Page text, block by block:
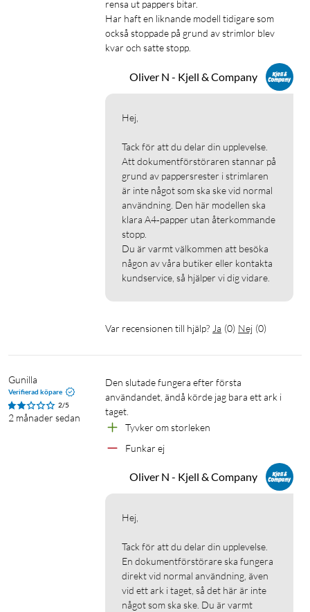
rensa ut pappers bitar.
Har haft en liknande modell tidigare som
också stoppade på grund av strimlor blev
kvar och satte stopp.
Oliver N - Kjell & Company
Hej,
Tack för att du delar din upplevelse.
Att dokumentförstöraren stannar på
grund av pappersrester i strimlaren
är inte något som ska ske vid normal
användning. Den här modellen ska
klara A4‑papper utan återkommande
stopp.
Du är varmt välkommen att besöka
någon av våra butiker eller kontakta
kundservice, så hjälper vi dig vidare.
Var recensionen till hjälp? Ja (0) Nej (0)
Gunilla
Verifierad köpare
2/5
2 månader sedan
Den slutade fungera efter första
användandet, ändå körde jag bara ett ark i
taget.
Tyvker om storleken
Funkar ej
Oliver N - Kjell & Company
Hej,
Tack för att du delar din upplevelse.
En dokumentförstörare ska fungera
direkt vid normal användning, även
vid ett ark i taget, så det här är inte
något som ska ske. Du är varmt